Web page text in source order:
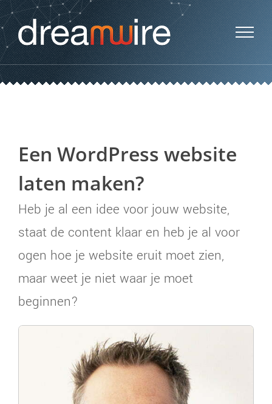
Skip
to
content
Een WordPress website
laten maken?
Heb je al een idee voor jouw website,
staat de content klaar en heb je al voor
ogen hoe je website eruit moet zien,
maar weet je niet waar je moet
beginnen?